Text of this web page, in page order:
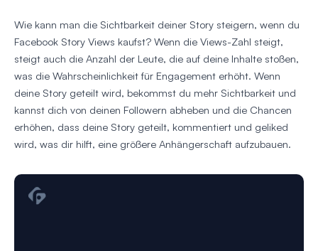
Wie kann man die Sichtbarkeit deiner Story steigern, wenn du
Facebook Story Views kaufst? Wenn die Views-Zahl steigt,
steigt auch die Anzahl der Leute, die auf deine Inhalte stoßen,
was die Wahrscheinlichkeit für Engagement erhöht. Wenn
deine Story geteilt wird, bekommst du mehr Sichtbarkeit und
kannst dich von deinen Followern abheben und die Chancen
erhöhen, dass deine Story geteilt, kommentiert und geliked
wird, was dir hilft, eine größere Anhängerschaft aufzubauen.